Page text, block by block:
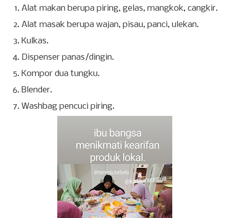
Alat makan berupa piring, gelas, mangkok, cangkir.
Alat masak berupa wajan, pisau, panci, ulekan.
Kulkas.
Dispenser panas/dingin.
Kompor dua tungku.
Blender.
Washbag pencuci piring.